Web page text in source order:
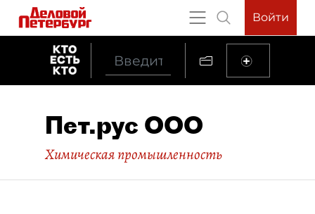
Войти
Пет.рус ООО
Химическая промышленность